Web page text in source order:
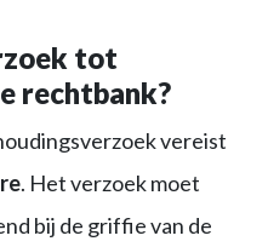
tot
rechtbank?
vereist
. Het verzoek moet
bij de griffie van de